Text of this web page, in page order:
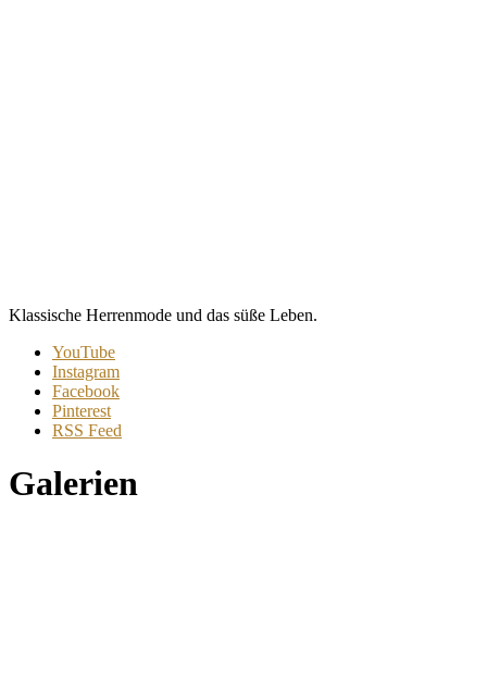
Klassische Herrenmode und das süße Leben.
YouTube
Instagram
Facebook
Pinterest
RSS Feed
Galerien